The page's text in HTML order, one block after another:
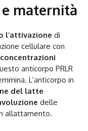
maternità
l’attivazione di
cellulare con
concentrazioni
anticorpo PRLR
L’anticorpo in
del latte
delle
allattamento.